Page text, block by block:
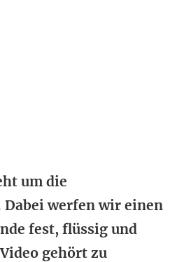
um die
Dabei werfen wir einen
fest, flüssig und
gehört zu